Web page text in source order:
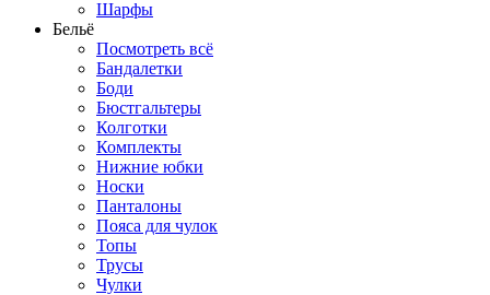
Шарфы
Бельё
Посмотреть всё
Бандалетки
Боди
Бюстгальтеры
Колготки
Комплекты
Нижние юбки
Носки
Панталоны
Поясa для чулок
Топы
Трусы
Чулки